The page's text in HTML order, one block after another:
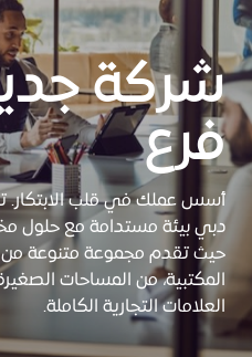
شركة
فرع
أسس عملك في قلب الابتكار.
دبي بيئة مستدامة مع حلول
حيث تقدم مجموعة متنوعة من
المكتبية، من المساحات
العلامات التجارية الكاملة.